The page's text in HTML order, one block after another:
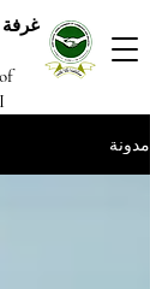
غرفة
مدونة